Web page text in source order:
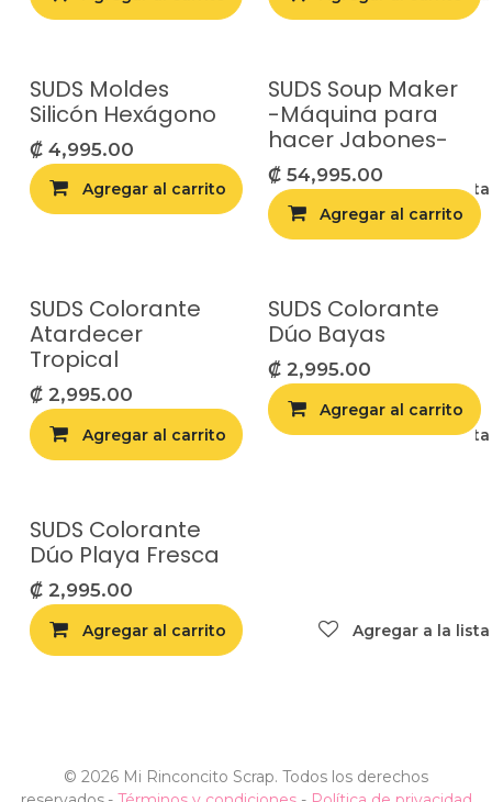
SUDS Moldes
Silicón Hexágono
₡ 4,995.00
Agregar al carrito Agregar a la
SUDS Soup Maker
-Máquina para
hacer Jabones-
₡ 54,995.00
Agregar al carrito
SUDS Colorante
Atardecer
Tropical
₡ 2,995.00
Agregar al carrito Agregar a la
SUDS Colorante
Dúo Bayas
₡ 2,995.00
Agregar al carrito
SUDS Colorante
Dúo Playa Fresca
₡ 2,995.00
Agregar al carrito Agregar a la
© 2026 Mi Rinconcito Scrap. Todos los derechos